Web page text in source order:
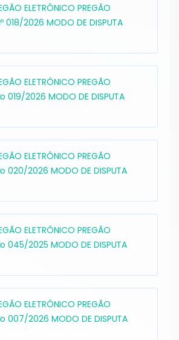
ELETRÔNICO PREGÃO
018/2026 MODO DE DISPUTA
ELETRÔNICO PREGÃO
019/2026 MODO DE DISPUTA
ELETRÔNICO PREGÃO
020/2026 MODO DE DISPUTA
ELETRÔNICO PREGÃO
045/2025 MODO DE DISPUTA
ELETRÔNICO PREGÃO
007/2026 MODO DE DISPUTA